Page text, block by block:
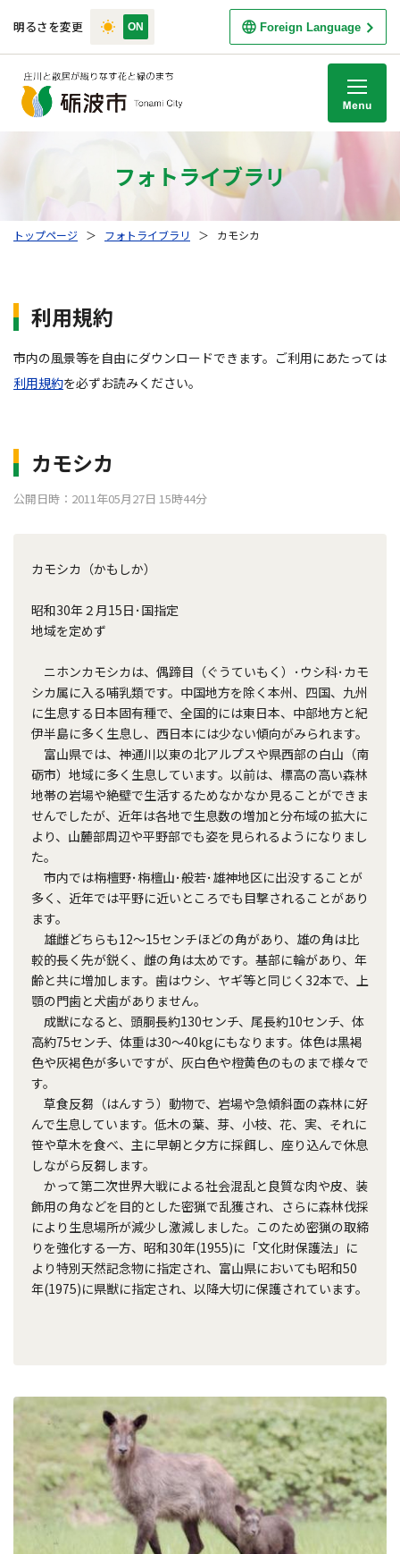
明るさを変更 Foreign Language
フォトライブラリ
トップページ ＞ フォトライブラリ ＞ カモシカ
利用規約
市内の風景等を自由にダウンロードできます。ご利用にあたっては
利用規約を必ずお読みください。
カモシカ
公開日時：2011年05月27日 15時44分
カモシカ（かもしか）
昭和30年２月15日･国指定
地域を定めず
ニホンカモシカは、偶蹄目（ぐうていもく）･ウシ科･カモ
シカ属に入る哺乳類です。中国地方を除く本州、四国、九州
に生息する日本固有種で、全国的には東日本、中部地方と紀
伊半島に多く生息し、西日本には少ない傾向がみられます。
富山県では、神通川以東の北アルプスや県西部の白山（南
砺市）地域に多く生息しています。以前は、標高の高い森林
地帯の岩場や絶壁で生活するためなかなか見ることができま
せんでしたが、近年は各地で生息数の増加と分布域の拡大に
より、山麓部周辺や平野部でも姿を見られるようになりまし
た。
市内では栴檀野･栴檀山･般若･雄神地区に出没することが
多く、近年では平野に近いところでも目撃されることがあり
ます。
雄雌どちらも12～15センチほどの角があり、雄の角は比
較的長く先が鋭く、雌の角は太めです。基部に輪があり、年
齢と共に増加します。歯はウシ、ヤギ等と同じく32本で、上
顎の門歯と犬歯がありません。
成獣になると、頭胴長約130センチ、尾長約10センチ、体
高約75センチ、体重は30～40kgにもなります。体色は黒褐
色や灰褐色が多いですが、灰白色や橙黄色のものまで様々で
す。
草食反芻（はんすう）動物で、岩場や急傾斜面の森林に好
んで生息しています。低木の葉、芽、小枝、花、実、それに
笹や草木を食べ、主に早朝と夕方に採餌し、座り込んで休息
しながら反芻します。
かって第二次世界大戦による社会混乱と良質な肉や皮、装
飾用の角などを目的とした密猟で乱獲され、さらに森林伐採
により生息場所が減少し激減しました。このため密猟の取締
りを強化する一方、昭和30年(1955)に「文化財保護法」に
より特別天然記念物に指定され、富山県においても昭和50
年(1975)に県獣に指定され、以降大切に保護されています。